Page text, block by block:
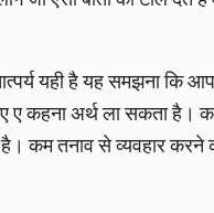
यही है यह समझना
कहना अर्थ ला सकता है।
कम तनाव से व्यवहार करने